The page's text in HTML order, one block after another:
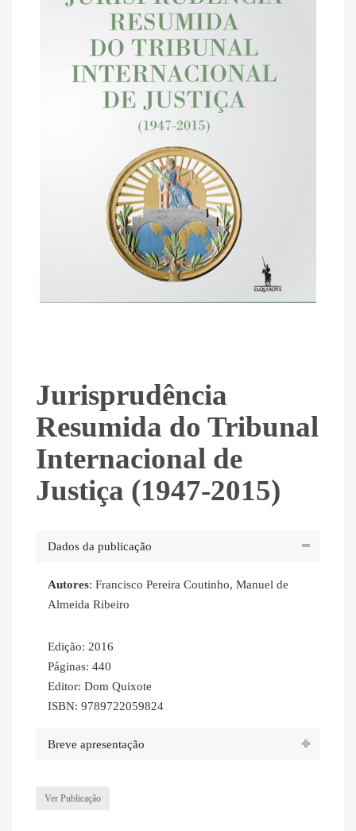
Jurisprudência
Resumida do Tribunal
Internacional de
Justiça (1947-2015)
Dados da publicação
Autores: Francisco Pereira Coutinho, Manuel de
Almeida Ribeiro
Edição: 2016
Páginas: 440
Editor: Dom Quixote
ISBN: 9789722059824
Breve apresentação
Ver Publicação